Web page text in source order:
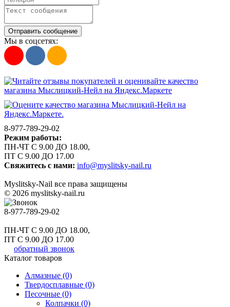
Отправить сообщение
Мы в соцсетях:
8-977-789-29-02
Режим работы:
ПН-ЧТ С 9.00 ДО 18.00,
ПТ С 9.00 ДО 17.00
Свяжитесь с нами: info@myslitsky-nail.ru
Myslitsky-Nail все права защищены
© 2026 myslitsky-nail.ru
8-977-789-29-02
ПН-ЧТ С 9.00 ДО 18.00,
ПТ С 9.00 ДО 17.00
обратный звонок
Каталог товаров
Алмазные (0)
Твердосплавные (0)
Песочные (0)
Колпачки (0)